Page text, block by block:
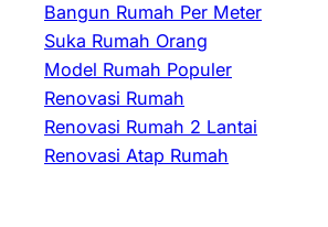
Bangun Rumah Per Meter
Suka Rumah Orang
Model Rumah Populer
Renovasi Rumah
Renovasi Rumah 2 Lantai
Renovasi Atap Rumah